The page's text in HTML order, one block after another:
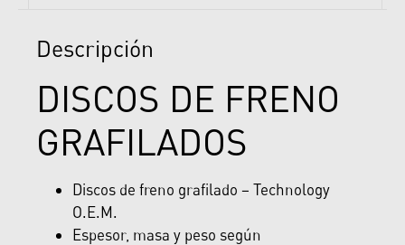
Descripción
DISCOS DE FRENO
GRAFILADOS
Discos de freno grafilado – Technology
O.E.M.
Espesor, masa y peso según